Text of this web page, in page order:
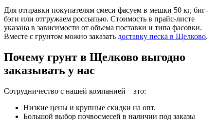
Для отправки покупателям смеси фасуем в мешки 50 кг, биг-
бэги или отгружаем россыпью. Стоимость в прайс-листе
указана в зависимости от объема поставки и типа фасовки.
Вместе с грунтом можно заказать доставку песка в Щелково.
Почему грунт в Щелково выгодно
заказывать у нас
Сотрудничество с нашей компанией – это:
Низкие цены и крупные скидки на опт.
Большой выбор почвосмесей в наличии под заказы